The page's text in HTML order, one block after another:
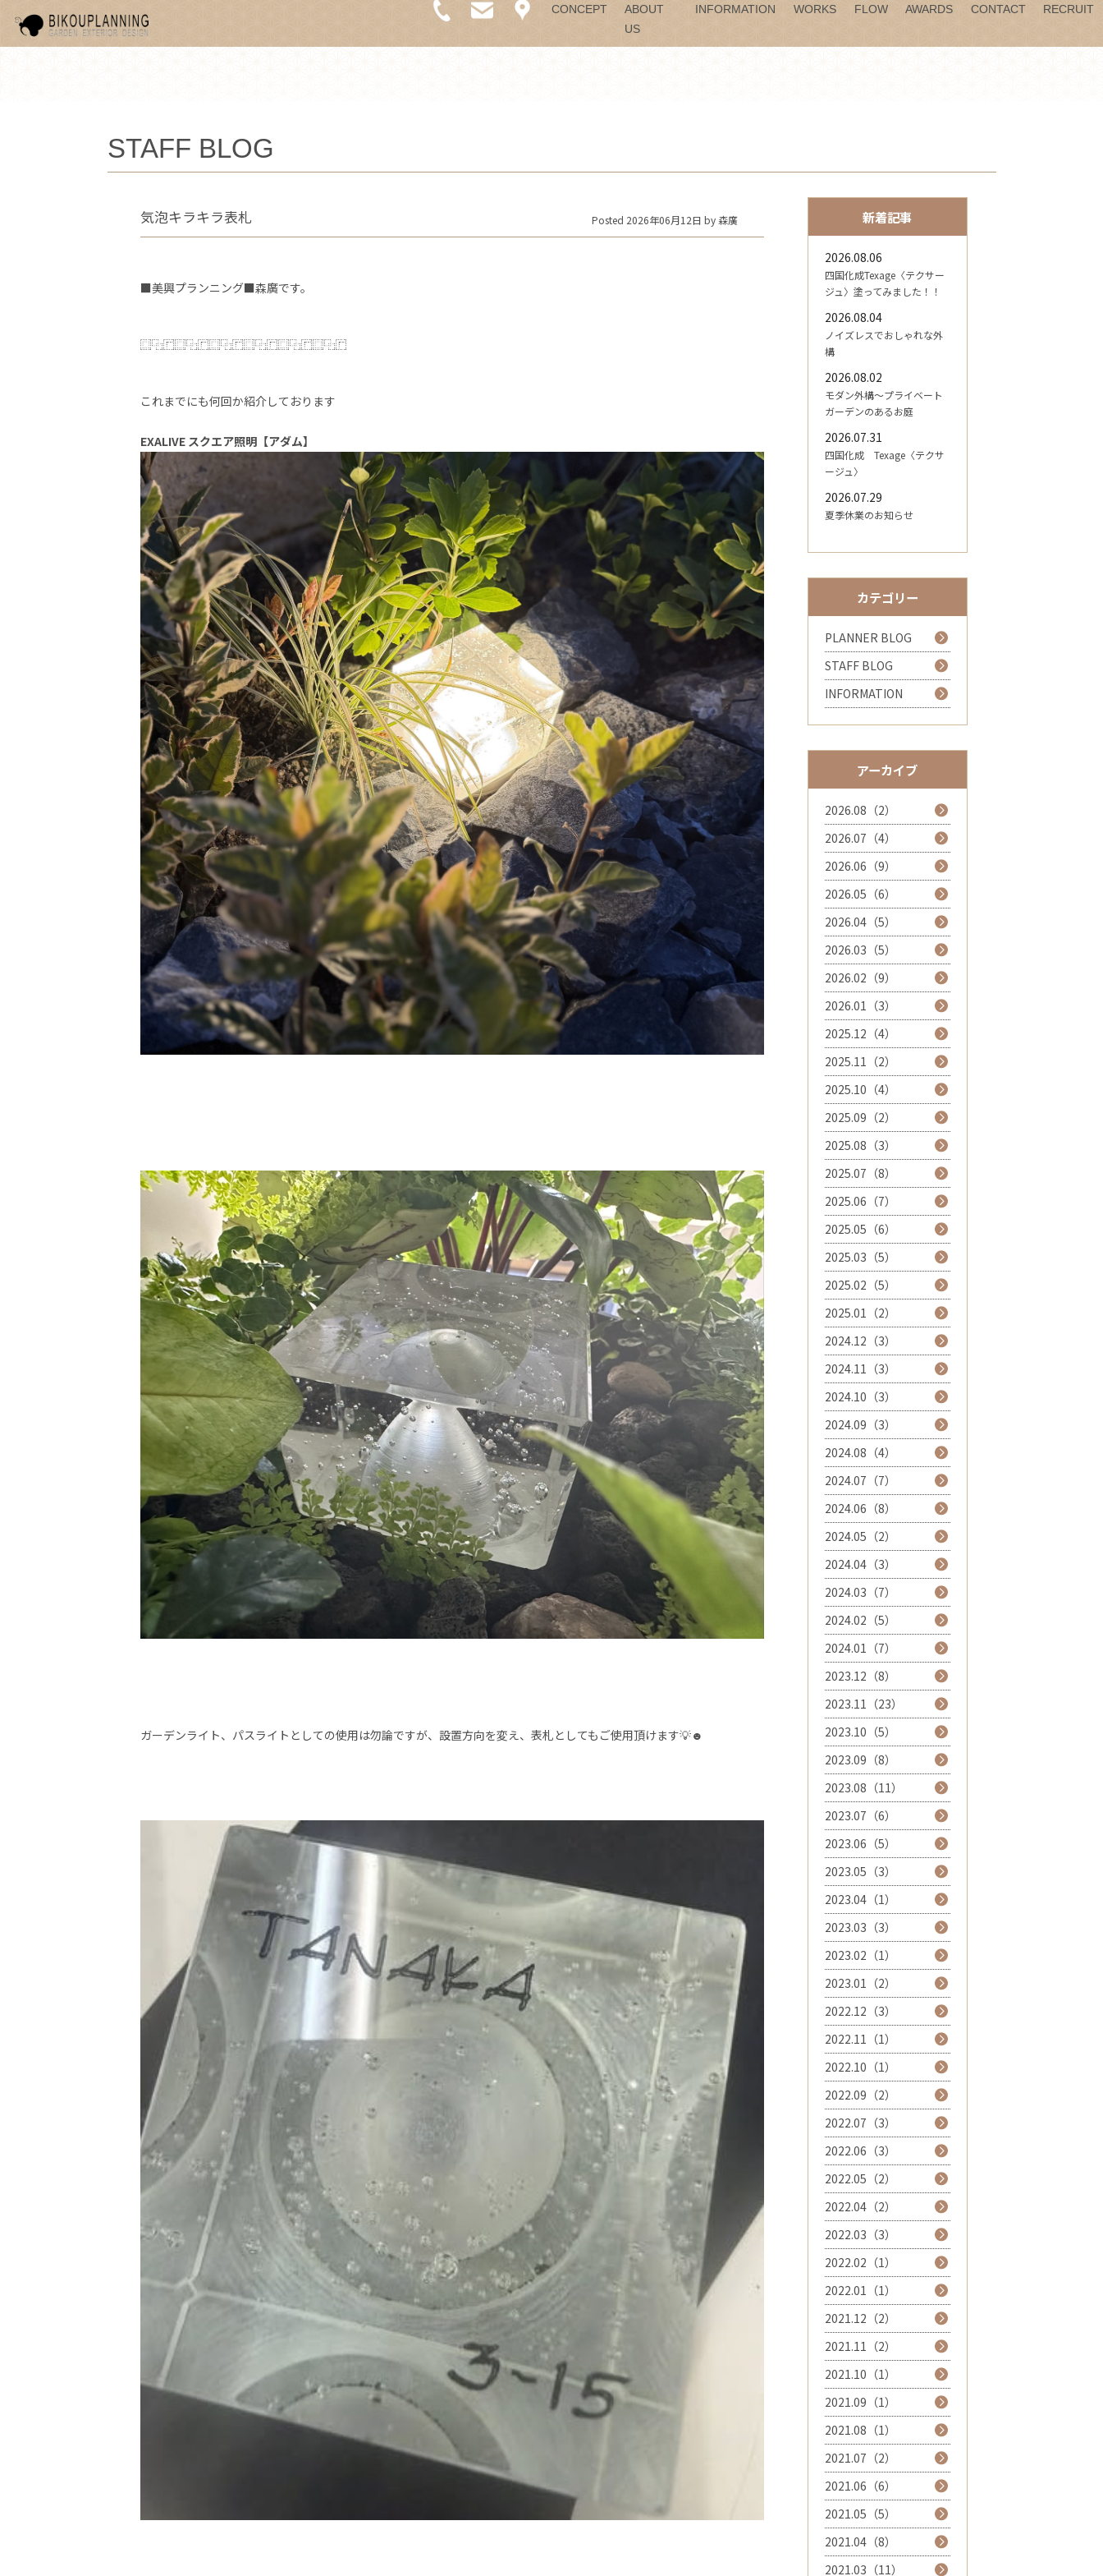
CONCEPT
ABOUT
US
INFORMATION WORKS FLOW AWARDS CONTACT RECRUIT
STAFF BLOG
気泡キラキラ表札 Posted 2026年06月12日 by 森廣
■美興プランニング■森廣です。
⿴⿻⿸⿴⿻⿸⿴⿻⿸⿴⿻⿸⿴⿻⿸⿴⿻⿸
これまでにも何回か紹介しております
EXALIVE スクエア照明【アダム】
ガーデンライト、パスライトとしての使用は勿論ですが、設置方向を変え、表札としてもご使用頂けます💡☻
新着記事
2026.08.06
四国化成Texage〈テクサー
ジュ〉塗ってみました！！
2026.08.04
ノイズレスでおしゃれな外
構
2026.08.02
モダン外構～プライベート
ガーデンのあるお庭
2026.07.31
四国化成 Texage〈テクサ
ージュ〉
2026.07.29
夏季休業のお知らせ
カテゴリー
PLANNER BLOG
STAFF BLOG
INFORMATION
アーカイブ
2026.08（2）
2026.07（4）
2026.06（9）
2026.05（6）
2026.04（5）
2026.03（5）
2026.02（9）
2026.01（3）
2025.12（4）
2025.11（2）
2025.10（4）
2025.09（2）
2025.08（3）
2025.07（8）
2025.06（7）
2025.05（6）
2025.03（5）
2025.02（5）
2025.01（2）
2024.12（3）
2024.11（3）
2024.10（3）
2024.09（3）
2024.08（4）
2024.07（7）
2024.06（8）
2024.05（2）
2024.04（3）
2024.03（7）
2024.02（5）
2024.01（7）
2023.12（8）
2023.11（23）
2023.10（5）
2023.09（8）
2023.08（11）
2023.07（6）
2023.06（5）
2023.05（3）
2023.04（1）
2023.03（3）
2023.02（1）
2023.01（2）
2022.12（3）
2022.11（1）
2022.10（1）
2022.09（2）
2022.07（3）
2022.06（3）
2022.05（2）
2022.04（2）
2022.03（3）
2022.02（1）
2022.01（1）
2021.12（2）
2021.11（2）
2021.10（1）
2021.09（1）
2021.08（1）
2021.07（2）
2021.06（6）
2021.05（5）
2021.04（8）
2021.03（11）